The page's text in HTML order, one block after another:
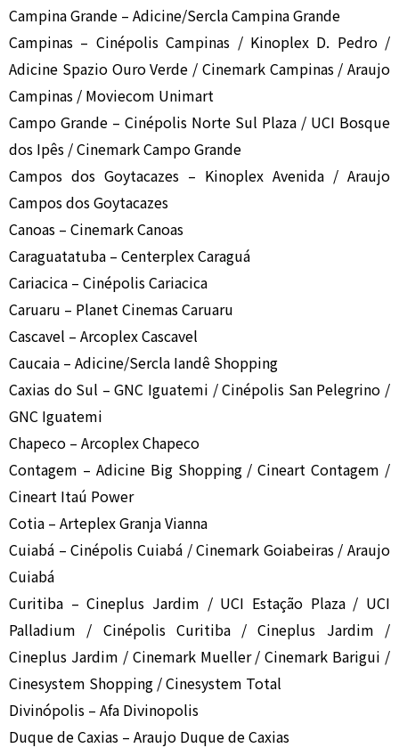
Campina Grande – Adicine/Sercla Campina Grande
Campinas – Cinépolis Campinas / Kinoplex D. Pedro /
Adicine Spazio Ouro Verde / Cinemark Campinas / Araujo
Campinas / Moviecom Unimart
Campo Grande – Cinépolis Norte Sul Plaza / UCI Bosque
dos Ipês / Cinemark Campo Grande
Campos dos Goytacazes – Kinoplex Avenida / Araujo
Campos dos Goytacazes
Canoas – Cinemark Canoas
Caraguatatuba – Centerplex Caraguá
Cariacica – Cinépolis Cariacica
Caruaru – Planet Cinemas Caruaru
Cascavel – Arcoplex Cascavel
Caucaia – Adicine/Sercla Iandê Shopping
Caxias do Sul – GNC Iguatemi / Cinépolis San Pelegrino /
GNC Iguatemi
Chapeco – Arcoplex Chapeco
Contagem – Adicine Big Shopping / Cineart Contagem /
Cineart Itaú Power
Cotia – Arteplex Granja Vianna
Cuiabá – Cinépolis Cuiabá / Cinemark Goiabeiras / Araujo
Cuiabá
Curitiba – Cineplus Jardim / UCI Estação Plaza / UCI
Palladium / Cinépolis Curitiba / Cineplus Jardim /
Cineplus Jardim / Cinemark Mueller / Cinemark Barigui /
Cinesystem Shopping / Cinesystem Total
Divinópolis – Afa Divinopolis
Duque de Caxias – Araujo Duque de Caxias